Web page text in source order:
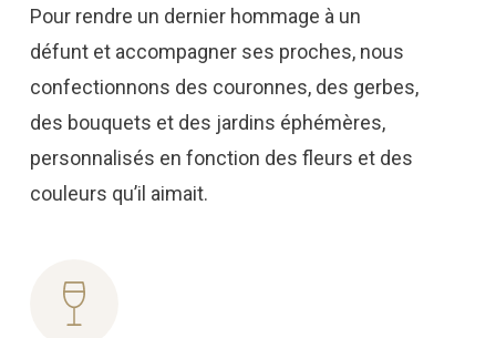
Pour rendre un dernier hommage à un
défunt et accompagner ses proches, nous
confectionnons des couronnes, des gerbes,
des bouquets et des jardins éphémères,
personnalisés en fonction des fleurs et des
couleurs qu’il aimait.